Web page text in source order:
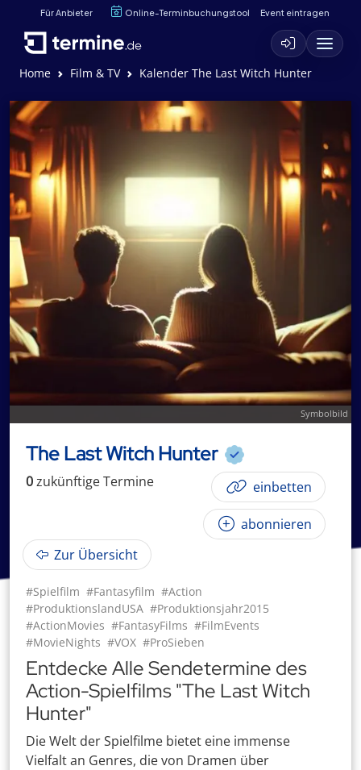
Für Anbieter Online-Terminbuchungstool Event eintragen
Home Film & TV Kalender The Last Witch Hunter
Symbolbild
The Last Witch Hunter
0zukünftigeTermine einbetten
abonnieren
Zur Übersicht
#Spielfilm #Fantasyfilm #Action
#ProduktionslandUSA #Produktionsjahr2015
#ActionMovies #FantasyFilms #FilmEvents
#MovieNights #VOX #ProSieben
Entdecke Alle Sendetermine des
Action-Spielfilms "The Last Witch
Hunter"
Die Welt der Spielfilme bietet eine immense
Vielfalt an Genres, die von Dramen über